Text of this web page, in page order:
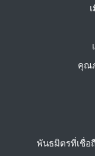
พันธมิตรที่เชื่อ
คุณ